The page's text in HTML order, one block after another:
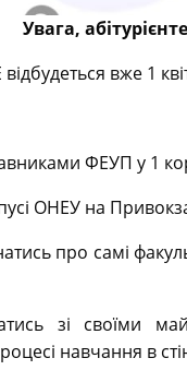
Увага,
вже 1
ФЕУП у 1
ОНЕУ на
про самі
зі своїми
навчання в